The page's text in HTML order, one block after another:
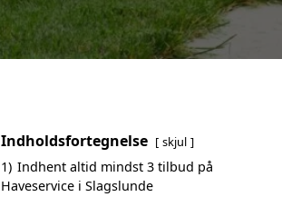
Indholdsfortegnelse skjul
1) Indhent altid mindst 3 tilbud på
Haveservice i Slagslunde